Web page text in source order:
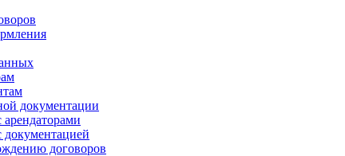
документации
арендаторами
документацией
договоров